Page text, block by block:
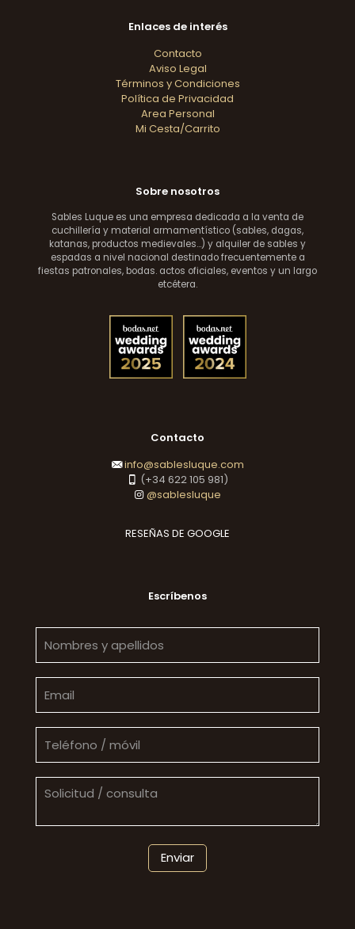
Enlaces de interés
Contacto
Aviso Legal
Términos y Condiciones
Política de Privacidad
Area Personal
Mi Cesta/Carrito
Sobre nosotros
Sables Luque es una empresa dedicada a la venta de
cuchillería y material armamentístico (sables, dagas,
katanas, productos medievales...) y alquiler de sables y
espadas a nivel nacional destinado frecuentemente a
fiestas patronales, bodas. actos oficiales, eventos y un largo
etcétera.
Contacto
info@sablesluque.com
(+34 622 105 981)
@sablesluque
RESEÑAS DE GOOGLE
Escríbenos